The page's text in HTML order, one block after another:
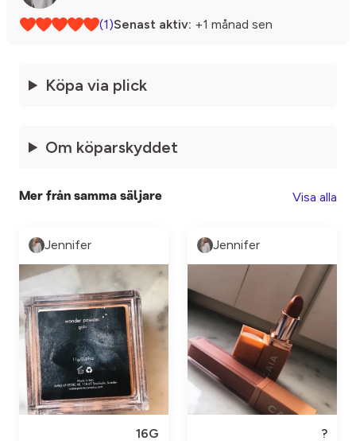
(1)Senast aktiv: +1 månad sen
Köpa via plick
Om köparskyddet
Mer från samma säljare Visa alla
Jennifer
16G
Jennifer
?